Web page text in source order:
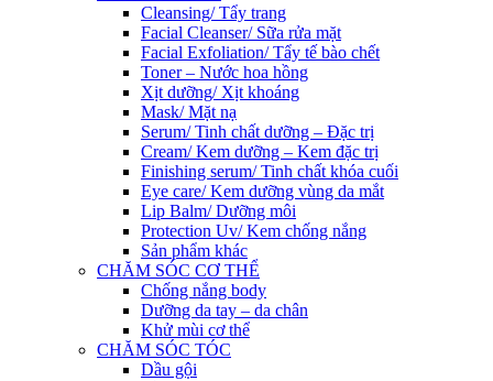
Cleansing/ Tẩy trang
Facial Cleanser/ Sữa rửa mặt
Facial Exfoliation/ Tẩy tế bào chết
Toner – Nước hoa hồng
Xịt dưỡng/ Xịt khoáng
Mask/ Mặt nạ
Serum/ Tinh chất dưỡng – Đặc trị
Cream/ Kem dưỡng – Kem đặc trị
Finishing serum/ Tinh chất khóa cuối
Eye care/ Kem dưỡng vùng da mắt
Lip Balm/ Dưỡng môi
Protection Uv/ Kem chống nắng
Sản phẩm khác
CHĂM SÓC CƠ THỂ
Chống nắng body
Dưỡng da tay – da chân
Khử mùi cơ thể
CHĂM SÓC TÓC
Dầu gội